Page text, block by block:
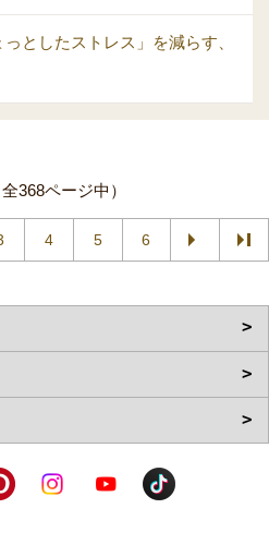
としたストレス」を減らす、
368ページ中）
4 5 6